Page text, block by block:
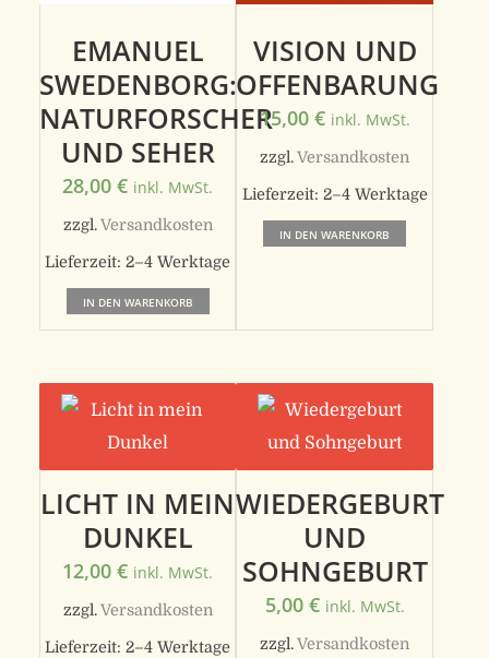
EMANUEL
SWEDENBORG:
NATURFORSCHER
UND SEHER
28,00€ inkl. MwSt.
zzgl.Versandkosten
Lieferzeit:2–4 Werktage
IN DEN WARENKORB
VISION UND
OFFENBARUNG
15,00 € inkl. MwSt.
zzgl.Versandkosten
Lieferzeit: 2–4 Werktage
IN DEN WARENKORB
LICHT IN MEIN
DUNKEL
12,00€ inkl. MwSt.
zzgl.Versandkosten
Lieferzeit:2–4 Werktage
WIEDERGEBURT
UND
SOHNGEBURT
5,00 € inkl. MwSt.
zzgl.Versandkosten